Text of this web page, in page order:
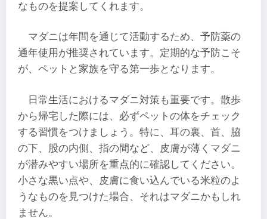
なものを提案してくれます。
マダニは年間を通じて活動するため、予防薬の
通年使用が推奨されています。定期的な予防こそ
が、ペットと家族を守る第一歩となります。
日常生活におけるマダニ対策も重要です。散歩
から帰宅した際には、必ずペットの体をチェック
する習慣をつけましょう。特に、耳の裏、首、脇
の下、股の内側、指の間など、皮膚が薄くマダニ
が潜みやすい場所を重点的に確認してください。
小さな黒い点や、皮膚に食い込んでいる米粒のよ
うなものを見つけた場合、それはマダニかもしれ
ません。